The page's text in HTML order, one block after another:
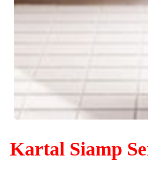
Kartal Siamp